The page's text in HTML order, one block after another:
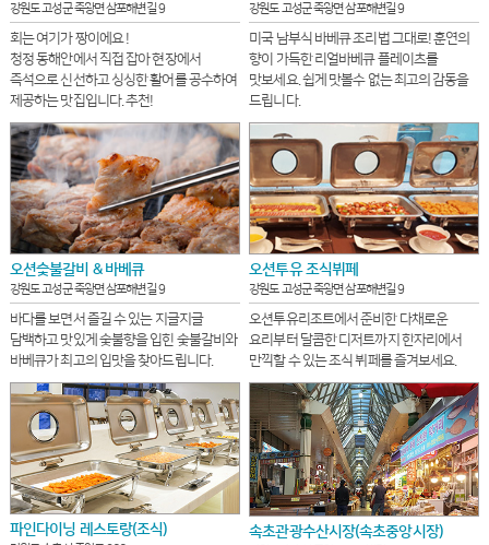
강원도 고성군 죽왕면 삼포해변길 9
회는 여기가 짱이에요 !
청정 동해안에서 직접 잡아 현장에서
즉석으로 신선하고 싱싱한 활어를 공수하여
제공하는 맛집입니다. 추천!
강원도 고성군 죽왕면 삼포해변길 9
미국 남부식 바베큐 조리법 그대로! 훈연의
향이 가득한 리얼바베큐 플레이츠를
맛보세요. 쉽게 맛볼수 없는 최고의 감동을
드립니다.
오션숯불갈비 & 바베큐
강원도 고성군 죽왕면 삼포해변길 9
바다를 보면서 즐길 수 있는 지글지글
담백하고 맛있게 숯불향을 입힌 숯불갈비와
바베큐가 최고의 입맛을 찾아드립니다.
오션투유 조식뷔페
강원도 고성군 죽왕면 삼포해변길 9
오션투유리조트에서 준비한 다채로운
요리부터 달콤한 디저트까지 한자리에서
만끽할 수 있는 조식 뷔페를 즐겨보세요.
파인다이닝 레스토랑(조식) 속초관광수산시장(속초중앙시장)